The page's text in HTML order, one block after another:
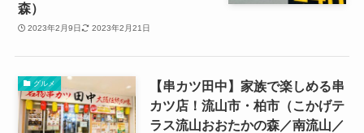
森）
2023年2月9日 2023年2月21日
グルメ
【串カツ田中】家族で楽しめる串
カツ店！流山市・柏市（こかげテ
ラス流山おおたかの森／南流山／